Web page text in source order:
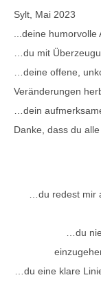
Sylt, Mai 2023
...deine humorvolle
…du mit
…deine offene,
Veränderungen
…dein
Danke, dass du
…du redest mir
…du
…du eine klare